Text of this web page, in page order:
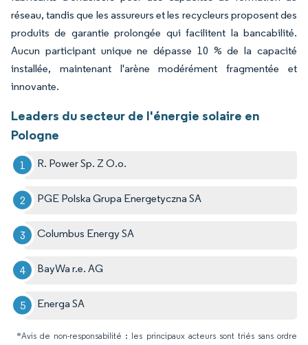
réseau, tandis que les assureurs et les recycleurs proposent des
produits de garantie prolongée qui facilitent la bancabilité.
Aucun participant unique ne dépasse 10 % de la capacité
installée, maintenant l'arène modérément fragmentée et
innovante.
Leaders du secteur de l'énergie solaire en
Pologne
R. Power Sp. Z O.o.
PGE Polska Grupa Energetyczna SA
Columbus Energy SA
BayWa r.e. AG
Energa SA
*Avis de non-responsabilité : les principaux acteurs sont triés sans ordre